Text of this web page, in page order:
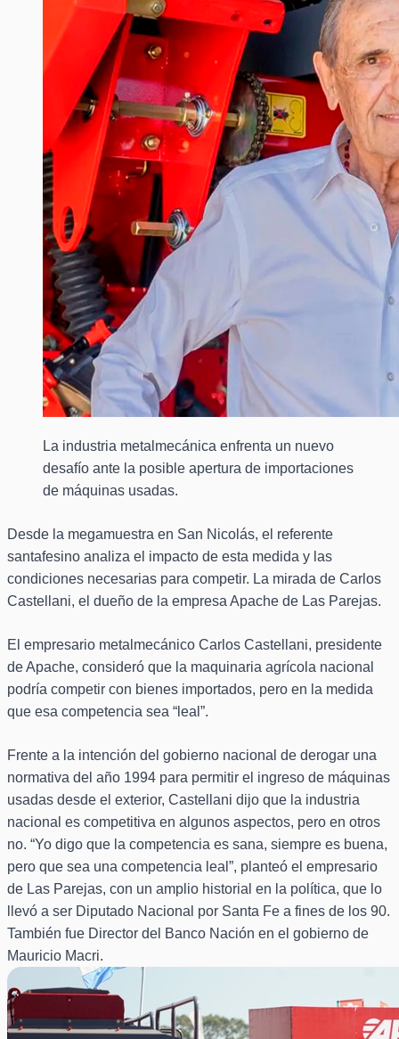
La industria metalmecánica enfrenta un nuevo
desafío ante la posible apertura de importaciones
de máquinas usadas.
Desde la megamuestra en San Nicolás, el referente
santafesino analiza el impacto de esta medida y las
condiciones necesarias para competir. La mirada de Carlos
Castellani, el dueño de la empresa Apache de Las Parejas.
El empresario metalmecánico Carlos Castellani, presidente
de Apache, consideró que la maquinaria agrícola nacional
podría competir con bienes importados, pero en la medida
que esa competencia sea “leal”.
Frente a la intención del gobierno nacional de derogar una
normativa del año 1994 para permitir el ingreso de máquinas
usadas desde el exterior, Castellani dijo que la industria
nacional es competitiva en algunos aspectos, pero en otros
no. “Yo digo que la competencia es sana, siempre es buena,
pero que sea una competencia leal”, planteó el empresario
de Las Parejas, con un amplio historial en la política, que lo
llevó a ser Diputado Nacional por Santa Fe a fines de los 90.
También fue Director del Banco Nación en el gobierno de
Mauricio Macri.